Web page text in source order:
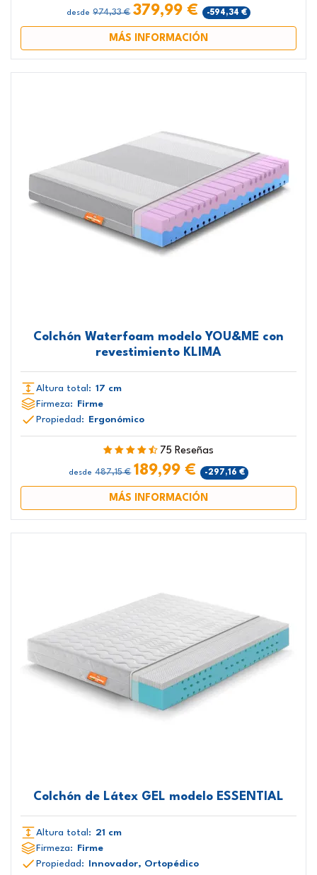
desde 974,33 € 379,99 € -594,34 €
MÁS INFORMACIÓN
Colchón Waterfoam modelo YOU&ME con
revestimiento KLIMA
Altura total: 17 cm
Firmeza: Firme
Propiedad: Ergonómico
75 Reseñas
desde 487,15 € 189,99 € -297,16 €
MÁS INFORMACIÓN
Colchón de Látex GEL modelo ESSENTIAL
Altura total: 21 cm
Firmeza:
Firme
Propiedad:
Innovador, Ortopédico